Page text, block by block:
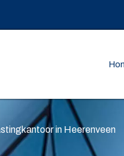
in Heerenveen